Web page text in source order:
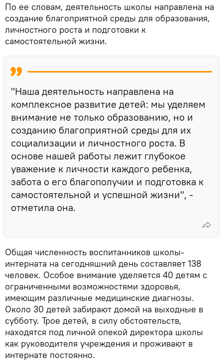
По ее словам, деятельность школы направлена на
создание благоприятной среды для образования,
личностного роста и подготовки к
самостоятельной жизни.
"Наша деятельность направлена на
комплексное развитие детей: мы уделяем
внимание не только образованию, но и
созданию благоприятной среды для их
социализации и личностного роста. В
основе нашей работы лежит глубокое
уважение к личности каждого ребенка,
забота о его благополучии и подготовка к
самостоятельной и успешной жизни", -
отметила она.
Общая численность воспитанников школы-
интерната на сегодняшний день составляет 138
человек. Особое внимание уделяется 40 детям с
ограниченными возможностями здоровья,
имеющим различные медицинские диагнозы.
Около 30 детей забирают домой на выходные в
субботу. Трое детей, в силу обстоятельств,
находятся под личной опекой директора школы
как руководителя учреждения и проживают в
интернате постоянно.